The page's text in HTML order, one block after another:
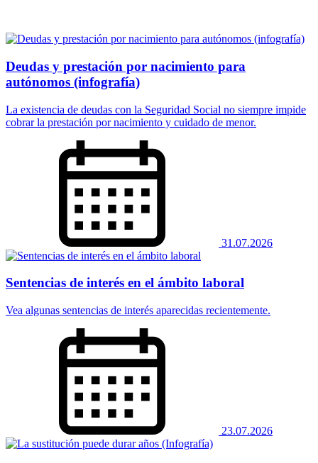
Deudas y prestación por nacimiento para
autónomos (infografía)
La existencia de deudas con la Seguridad Social no siempre impide
cobrar la prestación por nacimiento y cuidado de menor.
31.07.2026
Sentencias de interés en el ámbito laboral
Vea algunas sentencias de interés aparecidas recientemente.
23.07.2026